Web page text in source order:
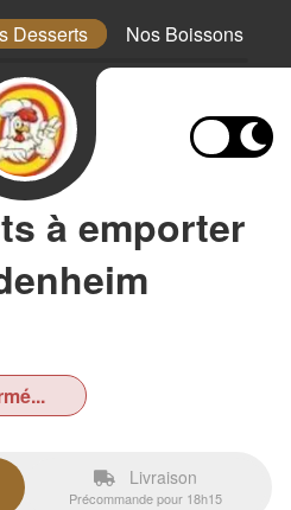
Desserts Nos Boissons
à emporter
Livraison
Précommande pour 18h15